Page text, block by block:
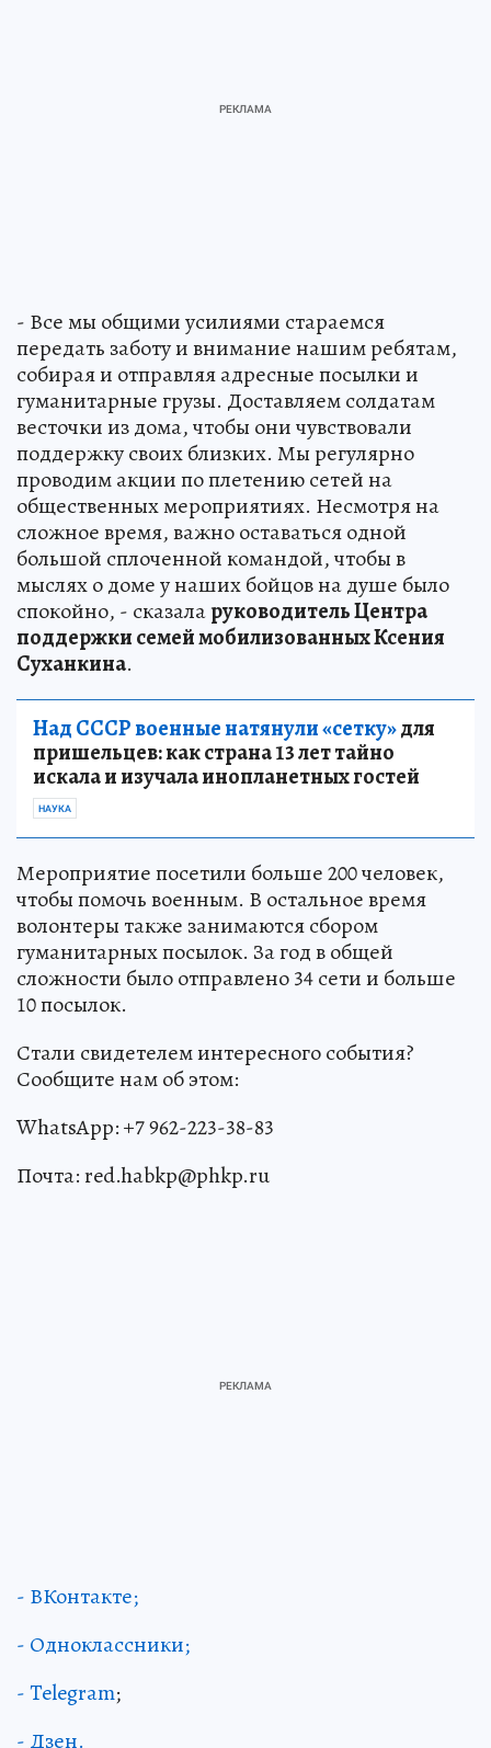
- Все мы общими усилиями стараемся
передать заботу и внимание нашим ребятам,
собирая и отправляя адресные посылки и
гуманитарные грузы. Доставляем солдатам
весточки из дома, чтобы они чувствовали
поддержку своих близких. Мы регулярно
проводим акции по плетению сетей на
общественных мероприятиях. Несмотря на
сложное время, важно оставаться одной
большой сплоченной командой, чтобы в
мыслях о доме у наших бойцов на душе было
спокойно, - сказаларуководитель Центра
поддержки семей мобилизованных Ксения
Суханкина.
Над СССР военные натянули «сетку»для
пришельцев: как страна 13 лет тайно
искала и изучала инопланетных гостей
НАУКА
Мероприятие посетили больше 200 человек,
чтобы помочь военным. В остальное время
волонтеры также занимаются сбором
гуманитарных посылок. За год в общей
сложности было отправлено 34 сети и больше
10 посылок.
Стали свидетелем интересного события?
Сообщите нам об этом:
WhatsApp: +7 962-223-38-83
Почта: red.habkp@phkp.ru
- ВКонтакте;
- Одноклассники;
- Telegram;
- Дзен.